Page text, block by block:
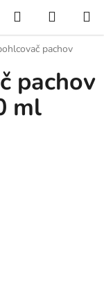
Hľadať
KOŠÍK
pachov
pachov
ml